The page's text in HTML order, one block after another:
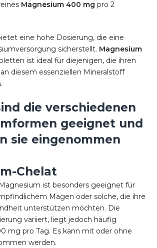
Magnesium 400 mg pro 2
eine hohe Dosierung, die eine
sicherstellt. Magnesium
ist ideal für diejenigen, die ihren
diesem essenziellen Mineralstoff
die verschiedenen
geeignet und
sie eingenommen
Chelat
ist besonders geeignet für
Magen oder solche, die ihre
unterstützen möchten. Die
variiert, liegt jedoch häufig
mg pro Tag. Es kann mit oder ohne
werden.